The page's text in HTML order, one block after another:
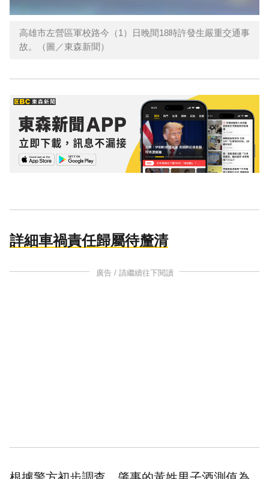
高雄市左營區軍校路今（1）日晚間18時許發生嚴重交通事
故。（圖／東森新聞）
詳細車禍責任歸屬待釐清
廣告 / 請繼續往下閱讀